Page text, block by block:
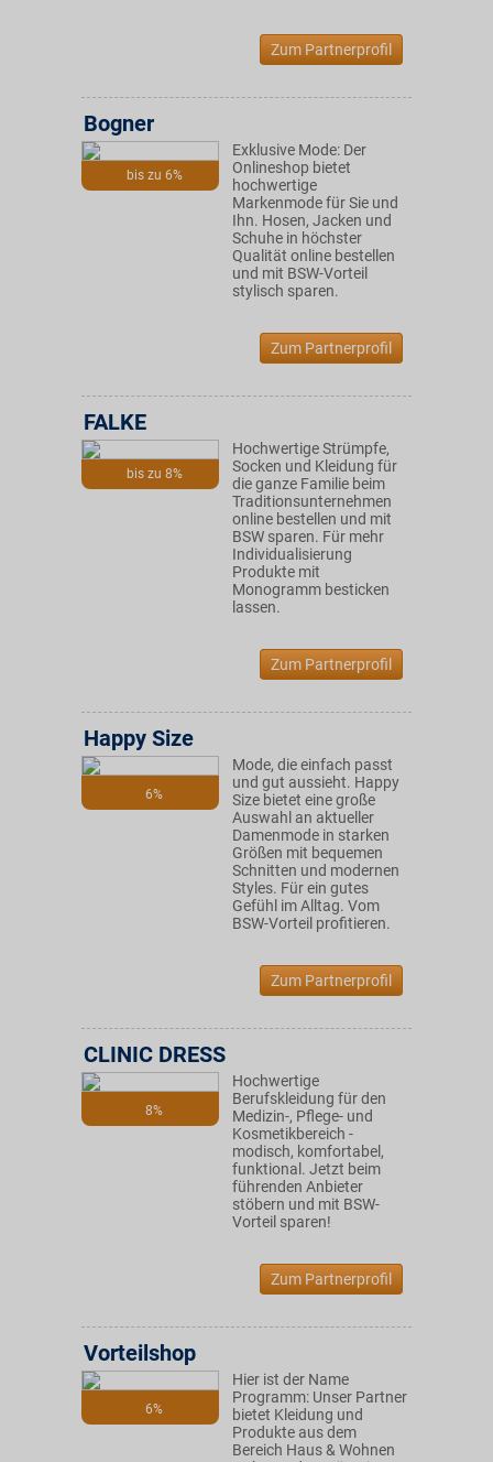
Zum Partnerprofil
bis zu 6%
Bogner
Exklusive Mode: Der
Onlineshop bietet
hochwertige
Markenmode für Sie und
Ihn. Hosen, Jacken und
Schuhe in höchster
Qualität online bestellen
und mit BSW-Vorteil
stylisch sparen.
Zum Partnerprofil
bis zu 8%
FALKE
Hochwertige Strümpfe,
Socken und Kleidung für
die ganze Familie beim
Traditionsunternehmen
online bestellen und mit
BSW sparen. Für mehr
Individualisierung
Produkte mit
Monogramm besticken
lassen.
Zum Partnerprofil
6%
Happy Size
Mode, die einfach passt
und gut aussieht. Happy
Size bietet eine große
Auswahl an aktueller
Damenmode in starken
Größen mit bequemen
Schnitten und modernen
Styles. Für ein gutes
Gefühl im Alltag. Vom
BSW-Vorteil profitieren.
Zum Partnerprofil
8%
CLINIC DRESS
Hochwertige
Berufskleidung für den
Medizin-, Pflege- und
Kosmetikbereich -
modisch, komfortabel,
funktional. Jetzt beim
führenden Anbieter
stöbern und mit BSW-
Vorteil sparen!
Zum Partnerprofil
6%
Vorteilshop
Hier ist der Name
Programm: Unser Partner
bietet Kleidung und
Produkte aus dem
Bereich Haus & Wohnen